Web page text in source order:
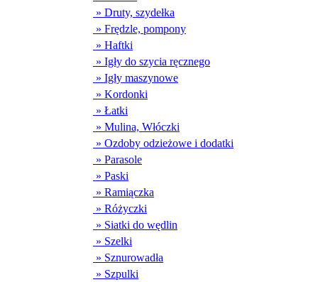
» Druty, szydełka
» Frędzle, pompony
» Haftki
» Igły do szycia ręcznego
» Igły maszynowe
» Kordonki
» Łatki
» Mulina, Włóczki
» Ozdoby odzieżowe i dodatki
» Parasole
» Paski
» Ramiączka
» Różyczki
» Siatki do wędlin
» Szelki
» Sznurowadła
» Szpulki